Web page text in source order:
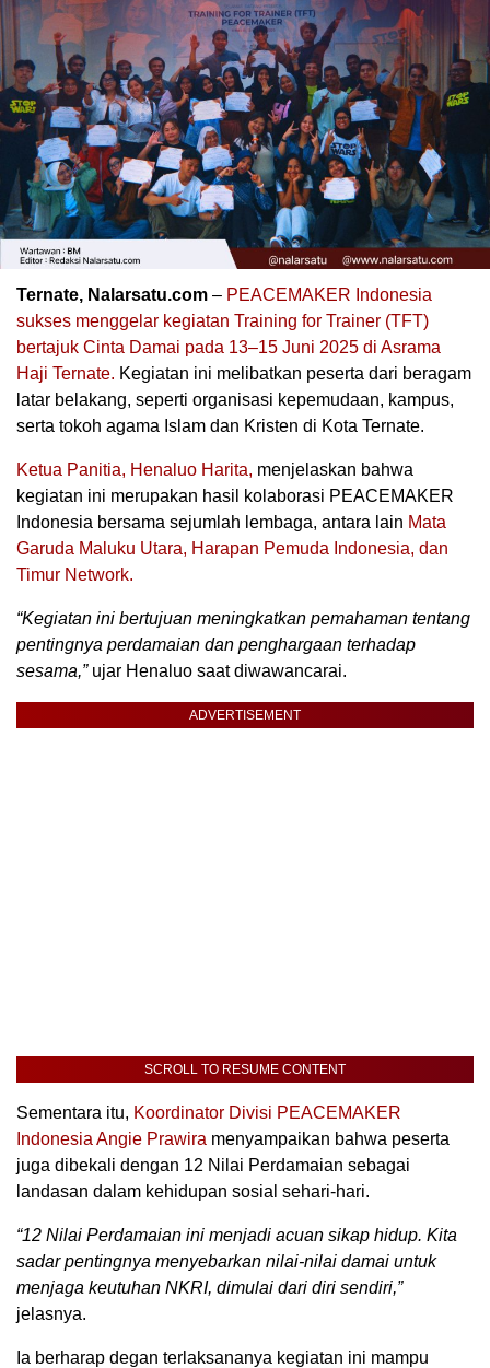
Ternate, Nalarsatu.com – PEACEMAKER Indonesia
sukses menggelar kegiatan Training for Trainer (TFT)
bertajuk Cinta Damai pada 13–15 Juni 2025 di Asrama
Haji Ternate. Kegiatan ini melibatkan peserta dari beragam
latar belakang, seperti organisasi kepemudaan, kampus,
serta tokoh agama Islam dan Kristen di Kota Ternate.
Ketua Panitia, Henaluo Harita, menjelaskan bahwa
kegiatan ini merupakan hasil kolaborasi PEACEMAKER
Indonesia bersama sejumlah lembaga, antara lain Mata
Garuda Maluku Utara, Harapan Pemuda Indonesia, dan
Timur Network.
“Kegiatan ini bertujuan meningkatkan pemahaman tentang
pentingnya perdamaian dan penghargaan terhadap
sesama,”ujar Henaluo saat diwawancarai.
ADVERTISEMENT
SCROLL TO RESUME CONTENT
Sementara itu, Koordinator Divisi PEACEMAKER
Indonesia Angie Prawira menyampaikan bahwa peserta
juga dibekali dengan 12 Nilai Perdamaian sebagai
landasan dalam kehidupan sosial sehari-hari.
“12 Nilai Perdamaian ini menjadi acuan sikap hidup. Kita
sadar pentingnya menyebarkan nilai-nilai damai untuk
menjaga keutuhan NKRI, dimulai dari diri sendiri,”
jelasnya.
Ia berharap degan terlaksananya kegiatan ini mampu